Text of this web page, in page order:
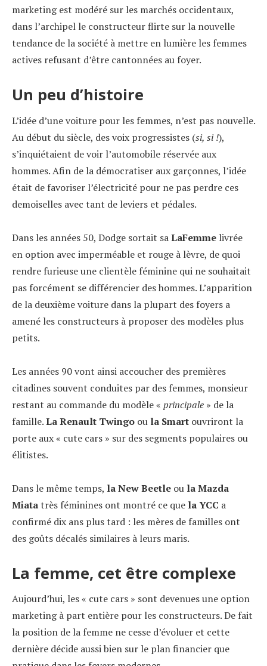
marketing est modéré sur les marchés occidentaux,
dans l’archipel le constructeur flirte sur la nouvelle
tendance de la société à mettre en lumière les femmes
actives refusant d’être cantonnées au foyer.
Un peu d’histoire
L’idée d’une voiture pour les femmes, n’est pas nouvelle.
Au début du siècle, des voix progressistes (si, si !),
s’inquiétaient de voir l’automobile réservée aux
hommes. Afin de la démocratiser aux garçonnes, l’idée
était de favoriser l’électricité pour ne pas perdre ces
demoiselles avec tant de leviers et pédales.
Dans les années 50, Dodge sortait saLaFemme livrée
en option avec imperméable et rouge à lèvre, de quoi
rendre furieuse une clientèle féminine qui ne souhaitait
pas forcément se différencier des hommes. L’apparition
de la deuxième voiture dans la plupart des foyers a
amené les constructeurs à proposer des modèles plus
petits.
Les années 90 vont ainsi accoucher des premières
citadines souvent conduites par des femmes, monsieur
restant au commande du modèle « principale » de la
famille.La Renault Twingo ou la Smart ouvriront la
porte aux « cute cars » sur des segments populaires ou
élitistes.
Dans le même temps, la New Beetle ou la Mazda
Miatatrès féminines ont montré ce que la YCC a
confirmé dix ans plus tard : les mères de familles ont
des goûts décalés similaires à leurs maris.
La femme, cet être complexe
Aujourd’hui, les « cute cars » sont devenues une option
marketing à part entière pour les constructeurs. De fait
la position de la femme ne cesse d’évoluer et cette
dernière décide aussi bien sur le plan financier que